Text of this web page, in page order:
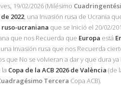
19/02/2026 (Milésimo
de 2022, una Invasión rusa de Ucrania
ruso-ucraniana que se Inició el 20/02/
que nos Recuerda que Europa está
una Invasión rusa que nos Recuerda
que No se volvieran a dar y que dura
la Copa de la ACB 2026de València (de
Tercera Copa ACB).